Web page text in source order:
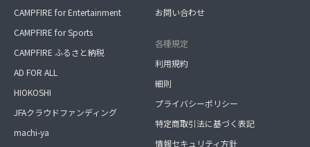
CAMPFIRE for Entertainment
CAMPFIRE for Sports
CAMPFIRE ふるさと納税
AD FOR ALL
HIOKOSHI
JFAクラウドファンディング
machi-ya
お問い合わせ
各種規定
利用規約
細則
プライバシーポリシー
特定商取引法に基づく表記
情報セキュリティ方針